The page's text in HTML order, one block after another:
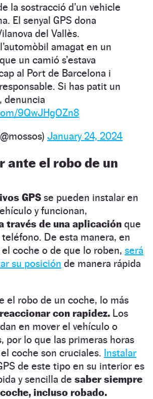
la sostracció d’un vehicle
El senyal GPS dona
del Vallès.
amagat en un
un camió s’estava
al Port de Barcelona i
Si has patit un
denuncia
9QwJHgOZn8
January 24, 2024
ante el robo de un
GPS se pueden instalar en
y funcionan,
través de una aplicación que
De esta manera, en
coche o de que lo roben, será
su posición de manera rápida
el robo de un coche, lo más
con rapidez. Los
en mover el vehículo o
por lo que las primeras horas
coche son cruciales. Instalar
de este tipo en su interior es
y sencilla de saber siempre
incluso robado.